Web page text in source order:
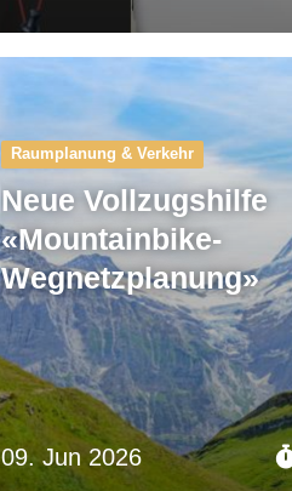
09. Jun 2026
Raumplanung & Verkehr
Neue Vollzugshilfe
«Mountainbike-
Wegnetzplanung»